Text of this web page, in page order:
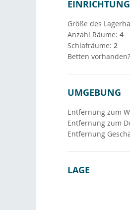
EINRICHTUNG
Größe des
Anzahl Räume: 4
Schlafräume: 2
Betten
UMGEBUNG
Entfernung zum
Entfernung zum
Entfernung
LAGE